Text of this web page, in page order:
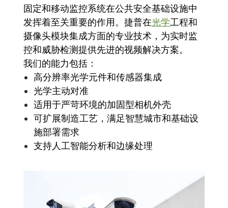
固定和移动监控系统在公共安全基础设施中
发挥着至关重要的作用。捷普在光学工程和
摄像头模块集成方面的专业技术，为实时监
控和威胁检测提供先进的视频解决方案。
我们的能力包括：
高分辨率光学元件和传感器集成
光学主动对准
适用于严苛环境的加固型相机外壳
可扩展制造工艺，满足智慧城市和基础设
施部署需求
支持人工智能分析和边缘处理